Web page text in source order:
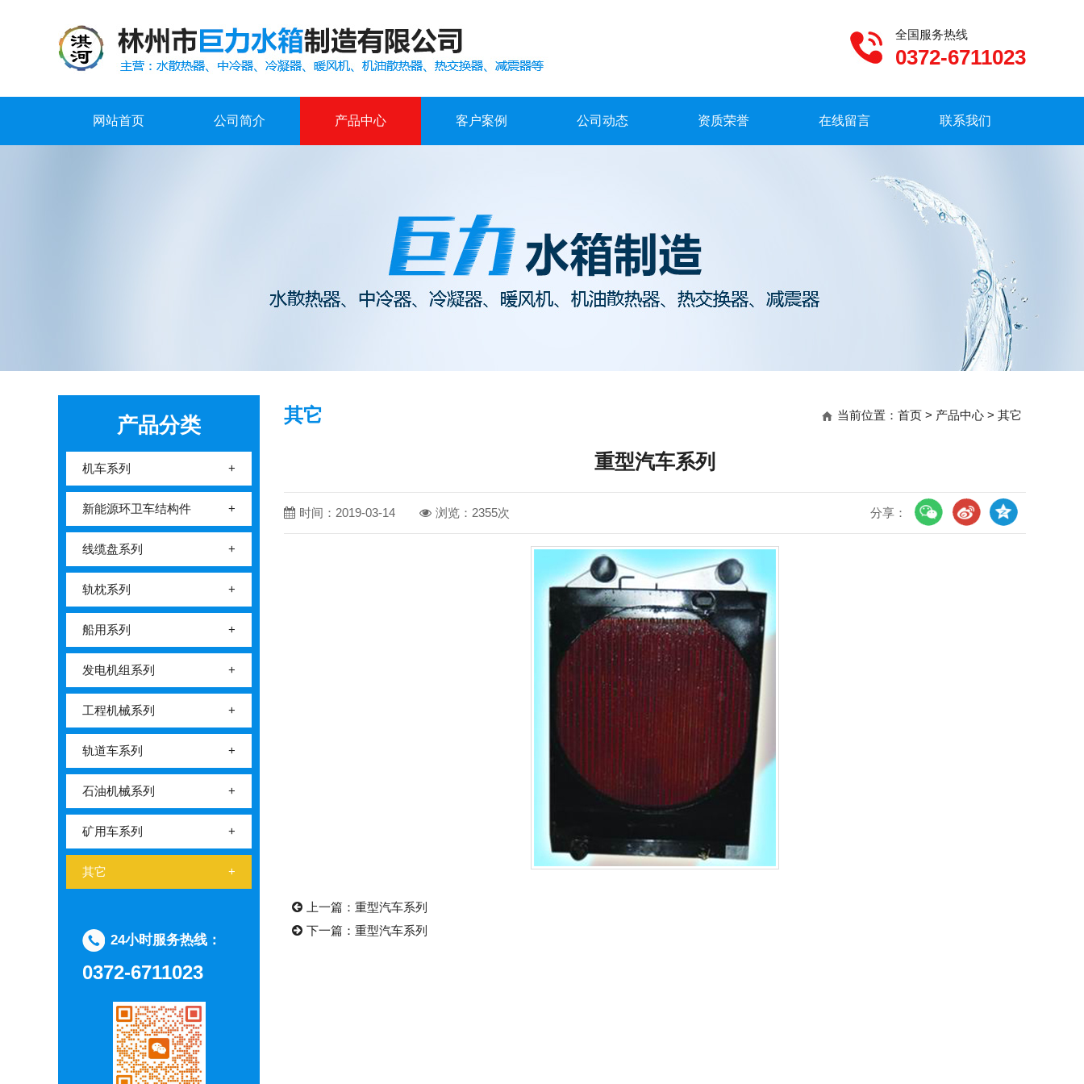
全国服务热线
0372-6711023
网站首页 公司简介 产品中心 客户案例 公司动态 资质荣誉 在线留言 联系我们
产品分类
机车系列 +
新能源环卫车结构件 +
线缆盘系列 +
轨枕系列 +
船用系列 +
发电机组系列 +
工程机械系列 +
轨道车系列 +
石油机械系列 +
矿用车系列 +
其它 +
24小时服务热线：
0372-6711023
其它 当前位置： 首页 > 产品中心 > 其它
重型汽车系列
时间：2019-03-14 浏览：2355次 分享：
上一篇： 重型汽车系列
下一篇： 重型汽车系列